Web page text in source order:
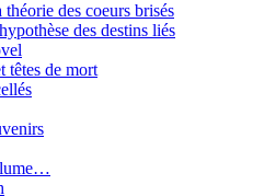
théorie des coeurs brisés
des destins liés
têtes de mort